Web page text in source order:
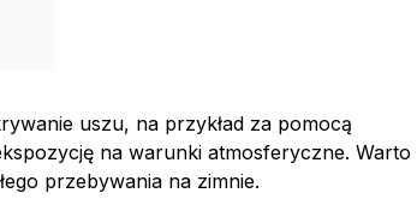
uszu, na przykład za pomocą
na warunki atmosferyczne. Warto
przebywania na zimnie.